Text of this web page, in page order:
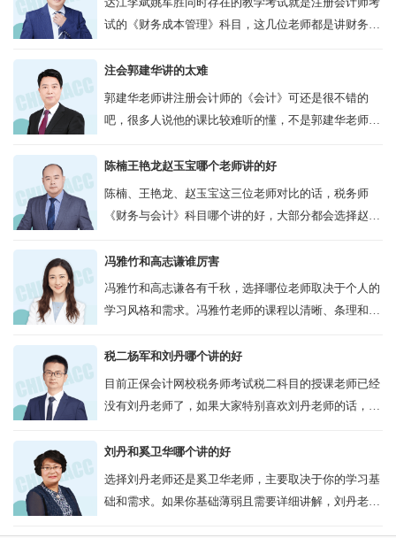
试的《财务成本管理》科目，这几位老师都是讲财务成
样，李斌适合零基础的考生选择，达...
注会郭建华讲的太难
郭建华老师讲注册会计师的《会计》可还是很不错的
吧，很多人说他的课比较难听的懂，不是郭建华老师的
课程听不太懂，其实郭建华老师的网...
陈楠王艳龙赵玉宝哪个老师讲的好
陈楠、王艳龙、赵玉宝这三位老师对比的话，税务师
《财务与会计》科目哪个讲的好，大部分都会选择赵玉
学员口碑其实都差不多，赵玉宝老师...
冯雅竹和高志谦谁厉害
冯雅竹和高志谦各有千秋，选择哪位老师取决于个人的
学习风格和需求。冯雅竹老师的课程以清晰、条理和好
员；而高志谦老师的课程则以幽默风趣和...
税二杨军和刘丹哪个讲的好
目前正保会计网校税务师考试税二科目的授课老师已经
没有刘丹老师了，如果大家特别喜欢刘丹老师的话，可
老师的，比如杨军老师，也多年从事税务...
刘丹和奚卫华哪个讲的好
选择刘丹老师还是奚卫华老师，主要取决于你的学习基
础和需求。如果你基础薄弱且需要详细讲解，刘丹老师